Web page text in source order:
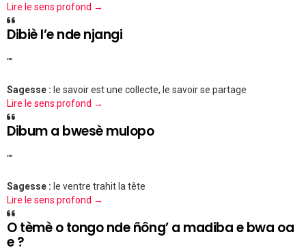
Lire le sens profond →
Dibiè l’e nde njangi
""
Sagesse : le savoir est une collecte, le savoir se partage
Lire le sens profond →
Dibum a bwesè mulopo
""
Sagesse : le ventre trahit la tête
Lire le sens profond →
O tèmè o tongo nde ñông’ a madiba e bwa oa
e ?